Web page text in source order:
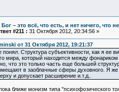
Бог – это всё, что есть, и нет ничего, что
#211 : 31 Октября 2012, 20:34:56 »
от 31 Октября 2012, 19:21:37
Структура субъективности, как я ее
мира, который находится между
что это только часть еще большей
в заоблачные сферы духовного. Я же
и допускает расширение и.т.д..
ближе монизм типа "психофозического